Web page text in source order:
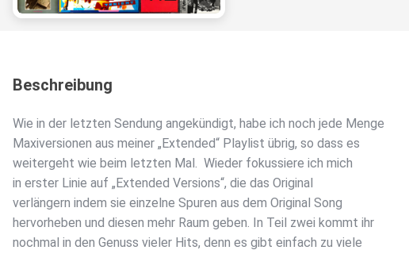
Beschreibung
Wie in der letzten Sendung angekündigt, habe ich noch jede Menge
Maxiversionen aus meiner „Extended“ Playlist übrig, so dass es
weitergeht wie beim letzten Mal. Wieder fokussiere ich mich
in erster Linie auf „Extended Versions“, die das Original
verlängern indem sie einzelne Spuren aus dem Original Song
hervorheben und diesen mehr Raum geben. In Teil zwei kommt ihr
nochmal in den Genuss vieler Hits, denn es gibt einfach zu viele